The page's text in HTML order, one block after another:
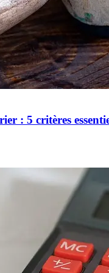
: 5 critères